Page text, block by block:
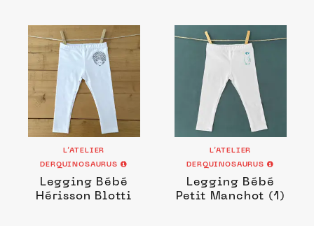
L’ATELIER
DERQUINOSAURUS
Legging Bébé
Hérisson Blotti
L’ATELIER
DERQUINOSAURUS
Legging Bébé
Petit Manchot (1)